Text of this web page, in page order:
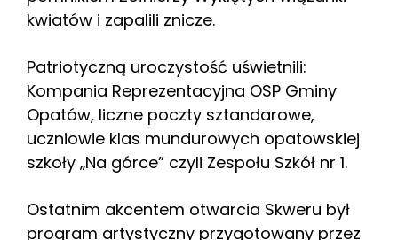
kwiatów i zapalili znicze.
Patriotyczną uroczystość uświetnili:
Kompania Reprezentacyjna OSP Gminy
Opatów, liczne poczty sztandarowe,
uczniowie klas mundurowych opatowskiej
szkoły „Na górce” czyli Zespołu Szkół nr 1.
Ostatnim akcentem otwarcia Skweru był
program artystyczny przygotowany przez